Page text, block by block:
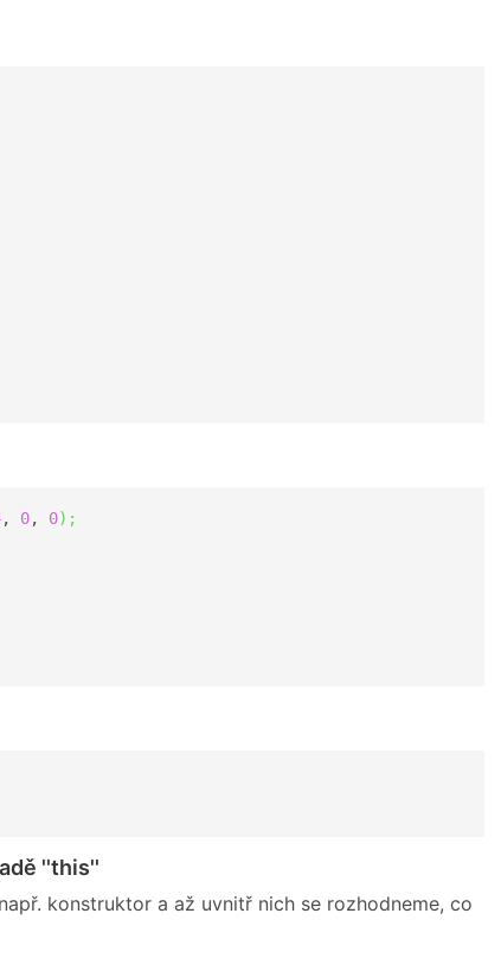
, 0, 0) ;
''this''
konstruktor a až uvnitř nich se rozhodneme, co